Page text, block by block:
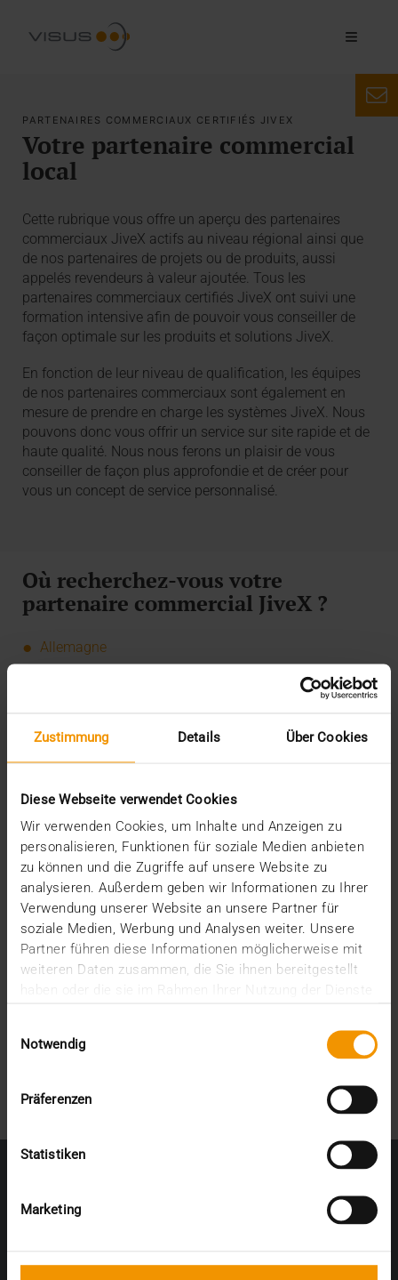
Zustimmung Details Über Cookies
Diese Webseite verwendet Cookies
Wir verwenden Cookies, um Inhalte und Anzeigen zu
personalisieren, Funktionen für soziale Medien anbieten
zu können und die Zugriffe auf unsere Website zu
analysieren. Außerdem geben wir Informationen zu Ihrer
Verwendung unserer Website an unsere Partner für
soziale Medien, Werbung und Analysen weiter. Unsere
Partner führen diese Informationen möglicherweise mit
weiteren Daten zusammen, die Sie ihnen bereitgestellt
haben oder die sie im Rahmen Ihrer Nutzung der Dienste
Notwendig
Präferenzen
Statistiken
Marketing
PARTENAIRES COMMERCIAUX CERTIFIÉS JIVEX
Votre partenaire commercial
local
Cette rubrique vous offre un aperçu des partenaires
commerciaux JiveX actifs au niveau régional ainsi que
de nos partenaires de projets ou de produits, aussi
appelés revendeurs à valeur ajoutée. Tous les
partenaires commerciaux certifiés JiveX ont suivi une
formation intensive afin de pouvoir vous conseiller de
façon optimale sur les produits et solutions JiveX.
En fonction de leur niveau de qualification, les équipes
de nos partenaires commerciaux sont également en
mesure de prendre en charge les systèmes JiveX. Nous
pouvons donc vous offrir un service sur site rapide et de
haute qualité. Nous nous ferons un plaisir de vous
conseiller de façon plus approfondie et de créer pour
vous un concept de service personnalisé.
Où recherchez-vous votre
partenaire commercial JiveX ?
Allemagne
Asie
Moyen-Orient